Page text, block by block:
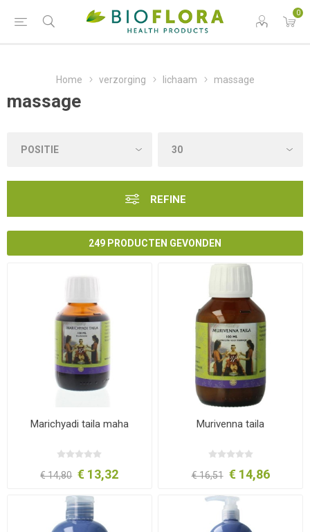
0
Home verzorging lichaam massage
massage
REFINE
249 PRODUCTEN GEVONDEN
Marichyadi taila maha
€ 14,80 € 13,32
Murivenna taila
€ 16,51 € 14,86